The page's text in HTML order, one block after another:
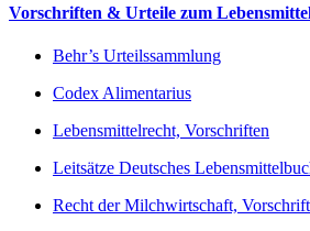
Vorschriften & Urteile zum
Behr’s Urteilssammlung
Codex Alimentarius
Lebensmittelrecht, Vorschriften
Leitsätze Deutsches
Recht der Milchwirtschaft,